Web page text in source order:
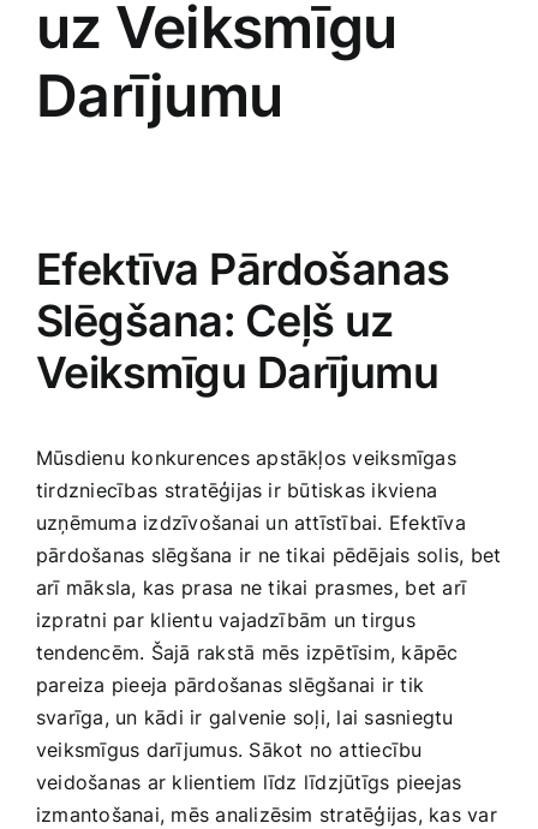
Medicīnas preces
Mobilie telefoni, planšetdatori
Pārtikas preces
Preces birojam
Preces pieaugušajiem
Rotaļlietas, bērnu preces
Smaržas, kosmētika
Sports, tūrisms un atpūta
TV un Sadzīves tehnika
Zoo preces
uz Veiksmīgu
Darījumu
Efektīva Pārdošanas
Slēgšana: Ceļš uz
Veiksmīgu Darījumu
Mūsdienu konkurences apstākļos veiksmīgas
tirdzniecības ⁢stratēģijas ir būtiskas ikviena
uzņēmuma izdzīvošanai un attīstībai. Efektīva​
pārdošanas slēgšana ir ne tikai pēdējais solis, bet
arī ​māksla, kas⁤ prasa⁣ ne tikai prasmes, ⁣bet arī⁣
izpratni par klientu vajadzībām un tirgus
tendencēm. ‍Šajā rakstā ⁢mēs izpētīsim, kāpēc
pareiza pieeja pārdošanas slēgšanai ir tik
‍svarīga, un kādi ir galvenie​ soļi, lai sasniegtu
veiksmīgus ‌darījumus. Sākot no attiecību
veidošanas ar klientiem līdz līdzjūtīgs pieejas
izmantošanai,‌ mēs analizēsim stratēģijas, kas var